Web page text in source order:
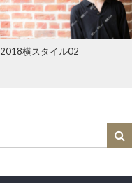
2018横スタイル02